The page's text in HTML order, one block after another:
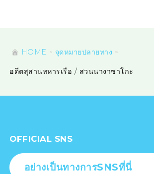
HOME จุดหมายปลายทาง
อดีตสุสานทหารเรือ / สวนนางาซาโกะ
OFFICIAL SNS
อย่างเป็นทางการSNSที่นี่